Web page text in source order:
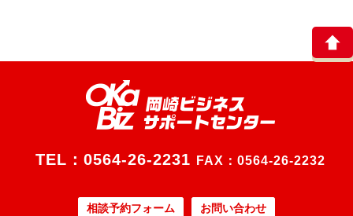
TEL： 0564-26-2231 FAX：0564-26-2232
相談予約フォーム お問い合わせ